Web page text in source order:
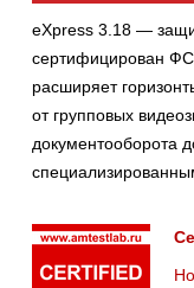
eXpress 3.18 —
сертифицирован
расширяет
от групповых
документооборота